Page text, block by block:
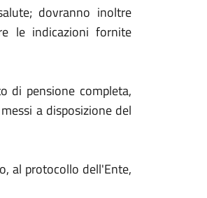
dovranno inoltre
le indicazioni fornite
di pensione completa,
a disposizione del
al protocollo dell'Ente,